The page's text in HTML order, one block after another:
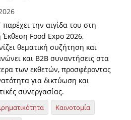
την αιγίδα του στη
Έκθεση Food Expo 2026,
θεματική συζήτηση και
και Β2Β συναντήσεις στα
των εκθετών, προσφέροντας
για δικτύωση και
συνεργασίας.
Καινοτομία